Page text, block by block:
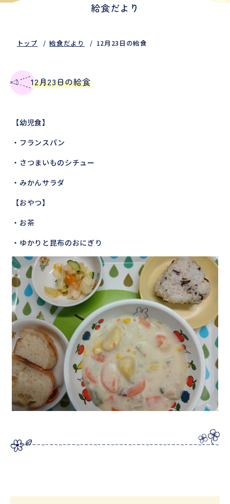
給食だより
トップ 給食だより 12月23日の給食
12月23日の給食
【幼児食】
・フランスパン
・さつまいものシチュー
・みかんサラダ
【おやつ】
・お茶
・ゆかりと昆布のおにぎり